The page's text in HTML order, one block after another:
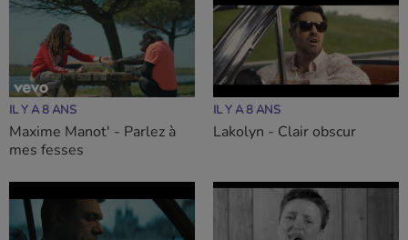
IL Y A 8 ANS
Maxime Manot' - Parlez à
mes fesses
IL Y A 8 ANS
Lakolyn - Clair obscur